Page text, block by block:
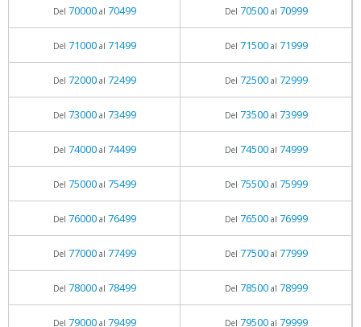
Del 70000al 70499 Del 70500al 70999
Del 71000al 71499 Del 71500al 71999
Del 72000al 72499 Del 72500al 72999
Del 73000al 73499 Del 73500al 73999
Del 74000al 74499 Del 74500al 74999
Del 75000al 75499 Del 75500al 75999
Del 76000al 76499 Del 76500al 76999
Del 77000al 77499 Del 77500al 77999
Del 78000al 78499 Del 78500al 78999
Del 79000al 79499 Del 79500al 79999